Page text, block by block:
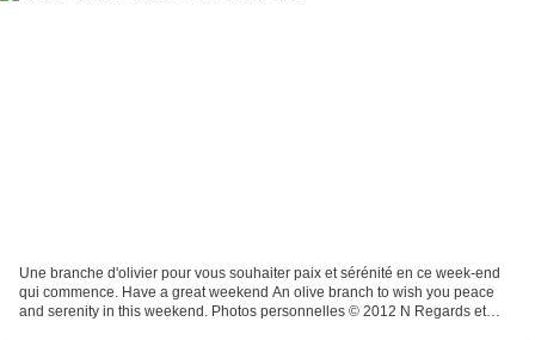
Une branche d'olivier pour vous souhaiter paix et sérénité en ce week-end
qui commence. Have a great weekend An olive branch to wish you peace
and serenity in this weekend. Photos personnelles © 2012 N Regards et